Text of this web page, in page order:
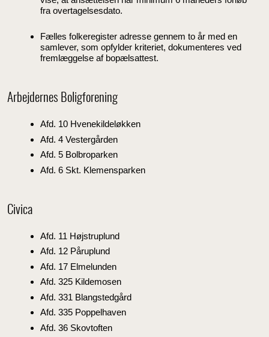
fra overtagelsesdato.
Fælles folkeregister adresse gennem to år med en
samlever, som opfylder kriteriet, dokumenteres ved
fremlæggelse af bopælsattest.
Arbejdernes Boligforening
Afd. 10 Hvenekildeløkken
Afd. 4 Vestergården
Afd. 5 Bolbroparken
Afd. 6 Skt. Klemensparken
Civica
Afd. 11 Højstruplund
Afd. 12 Påruplund
Afd. 17 Elmelunden
Afd. 325 Kildemosen
Afd. 331 Blangstedgård
Afd. 335 Poppelhaven
Afd. 36 Skovtoften